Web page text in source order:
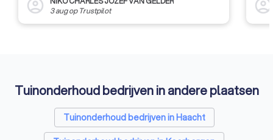
account_circle
3 augop Trustpilot account_circle
Tuinonderhoud bedrijven in andere plaatsen
Tuinonderhoud bedrijven in Haacht